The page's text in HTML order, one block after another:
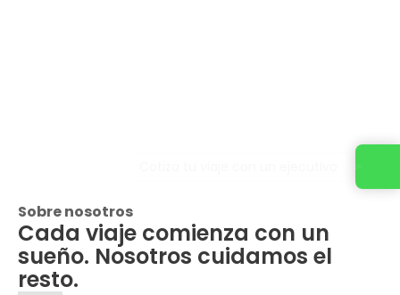
Sobre nosotros
Cada viaje comienza con un
sueño. Nosotros cuidamos el
resto.